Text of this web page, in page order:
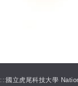
:::國立虎尾科技大學